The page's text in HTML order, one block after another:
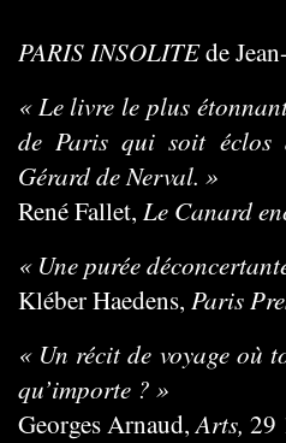
PARIS INSOLITEde
« Le livre le plus
de Paris qui soit éclos
Gérard de Nerval. »
René Fallet, Le Canard
« Une purée
Kléber Haedens, Paris
« Un récit de voyage où
qu’importe ? »
Georges Arnaud,Arts, 29